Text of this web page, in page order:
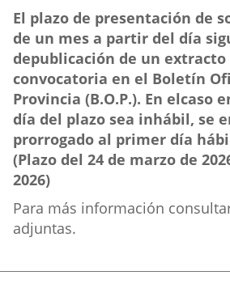
El plazo de presentación de
de un mes a partir del día
depublicación de un extracto
convocatoria en el Boletín
Provincia (B.O.P.). En elcaso
día del plazo sea inhábil, se
prorrogado al primer día
(Plazo del 24 de marzo de
2026)
Para más información
adjuntas.